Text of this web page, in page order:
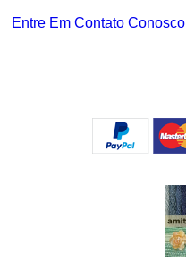
Entre Em Contato Conosco